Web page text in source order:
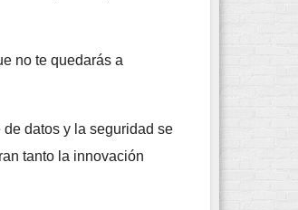
no te quedarás a
datos y la seguridad se
tanto la innovación